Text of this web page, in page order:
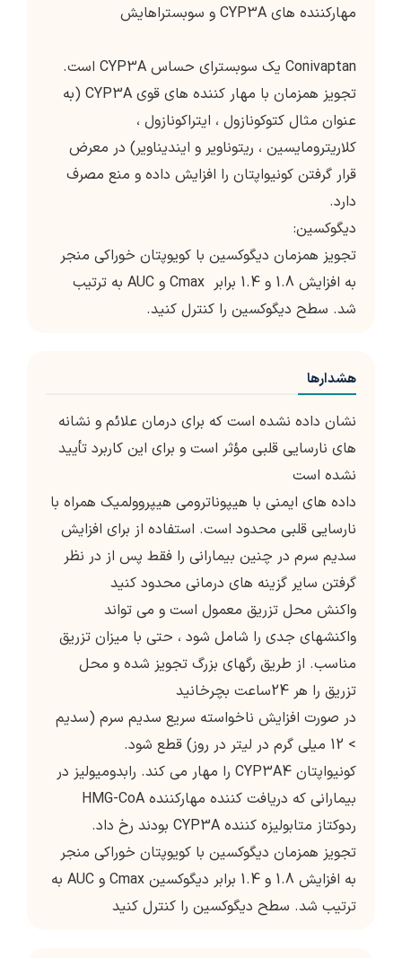
مهارکننده های CYP3A و سوبستراهایش
Conivaptan یک سوبسترای حساس CYP3A است.
تجویز همزمان با مهار کننده های قوی CYP3A (به
عنوان مثال کتوکونازول ، ایتراکونازول ،
کلاریترومایسین ، ریتوناویر و ایندیناویر) در معرض
قرار گرفتن کونیواپتان را افزایش داده و منع مصرف
دارد.
دیگوکسین:
تجویز همزمان دیگوکسین با کویوپتان خوراکی منجر
به افزایش 1.8 و 1.4 برابر Cmax و AUC به ترتیب
شد. سطح دیگوکسین را کنترل کنید.
هشدارها
نشان داده نشده است که برای درمان علائم و نشانه
های نارسایی قلبی مؤثر است و برای این کاربرد تأیید
نشده است
داده های ایمنی با هیپوناترومی هیپروولمیک همراه با
نارسایی قلبی محدود است. استفاده از برای افزایش
سدیم سرم در چنین بیمارانی را فقط پس از در نظر
گرفتن سایر گزینه های درمانی محدود کنید
واکنش محل تزریق معمول است و می تواند
واکنشهای جدی را شامل شود ، حتی با میزان تزریق
مناسب. از طریق رگهای بزرگ تجویز شده و محل
تزریق را هر 24ساعت بچرخانید
در صورت افزایش ناخواسته سریع سدیم سرم (سدیم
> 12 میلی گرم در لیتر در روز) قطع شود.
کونیواپتان CYP3A4 را مهار می کند. رابدومیولیز در
بیمارانی که دریافت کننده مهارکننده HMG-CoA
ردوکتاز متابولیزه کننده CYP3A بودند رخ داد.
تجویز همزمان دیگوکسین با کویوپتان خوراکی منجر
به افزایش 1.8 و 1.4 برابر دیگوکسین Cmax و AUC به
ترتیب شد. سطح دیگوکسین را کنترل کنید